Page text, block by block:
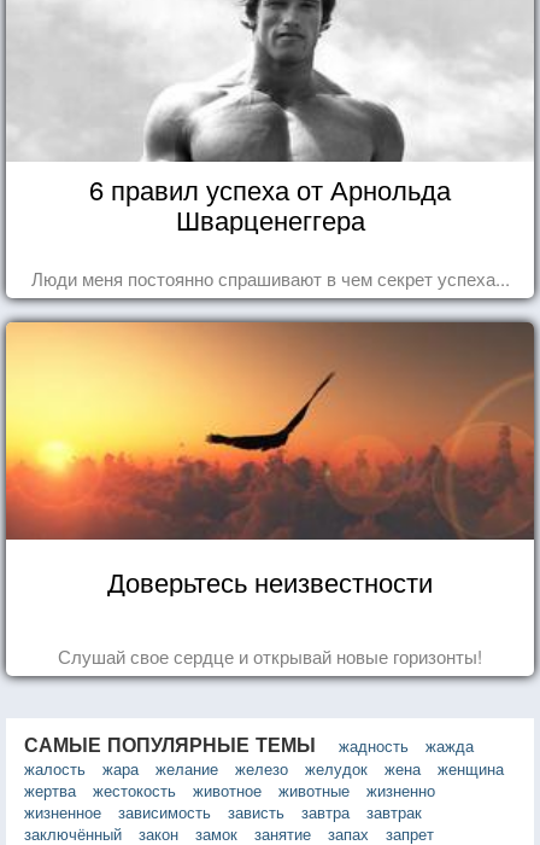
6 правил успеха от Арнольда
Шварценеггера
Люди меня постоянно спрашивают в чем секрет успеха...
Доверьтесь неизвестности
Слушай свое сердце и открывай новые горизонты!
САМЫЕ ПОПУЛЯРНЫЕ ТЕМЫ жадность
жажда
жалость
жара желание железо желудок жена
женщина
жертва
жестокость животное животные
жизненно
жизненное
зависимость зависть завтра
завтрак
заключённый
закон замок занятие запах
запрет